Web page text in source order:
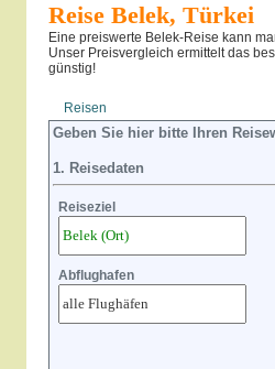
Reise Belek, Türkei
Eine preiswerte Belek-Reise kann
Unser Preisvergleich ermittelt das
günstig!
Reisen
Geben Sie hier bitte Ihren
1. Reisedaten
Reiseziel
Abflughafen